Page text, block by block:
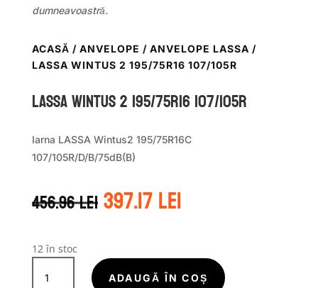
dumneavoastră.
ACASĂ / ANVELOPE / ANVELOPE LASSA /
LASSA WINTUS 2 195/75R16 107/105R
LASSA WINTUS 2 195/75R16 107/105R
Iarna LASSA Wintus2 195/75R16C
107/105R/D/B/75dB(B)
456.96leiPrețul
inițial
456.96 lei.
397.17leiPrețul
curent
12 în stoc
Cantitate
LASSA
ADAUGĂ ÎN COȘ